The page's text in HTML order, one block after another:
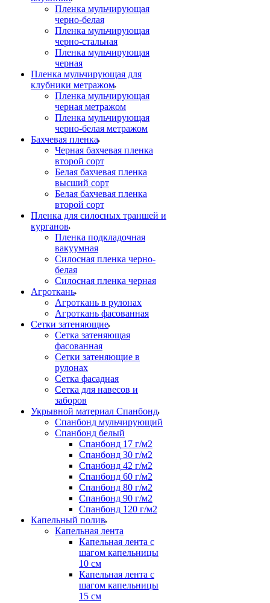
Пленка мульчирующая
черно-белая
Пленка мульчирующая
черно-стальная
Пленка мульчирующая
черная
Пленка мульчирующая для
клубники метражом
Пленка мульчирующая
черная метражом
Пленка мульчирующая
черно-белая метражом
Бахчевая пленка
Черная бахчевая пленка
второй сорт
Белая бахчевая пленка
высший сорт
Белая бахчевая пленка
второй сорт
Пленка для силосных траншей и
курганов
Пленка подкладочная
вакуумная
Силосная пленка черно-
белая
Силосная пленка черная
Агроткань
Агроткань в рулонах
Агроткань фасованная
Сетки затеняющие
Сетка затеняющая
фасованная
Сетки затеняющие в
рулонах
Сетка фасадная
Сетка для навесов и
заборов
Укрывной материал Спанбонд
Спанбонд мульчирующий
Спанбонд белый
Спанбонд 17 г/м2
Спанбонд 30 г/м2
Спанбонд 42 г/м2
Спанбонд 60 г/м2
Спанбонд 80 г/м2
Спанбонд 90 г/м2
Спанбонд 120 г/м2
Капельный полив
Капельная лента
Капельная лента с
шагом капельницы
10 см
Капельная лента с
шагом капельницы
15 см